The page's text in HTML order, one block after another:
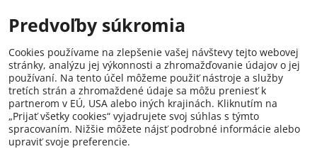
Predvoľby súkromia
Cookies používame na zlepšenie vašej návštevy tejto webovej
stránky, analýzu jej výkonnosti a zhromažďovanie údajov o jej
používaní. Na tento účel môžeme použiť nástroje a služby
tretích strán a zhromaždené údaje sa môžu preniesť k
partnerom v EÚ, USA alebo iných krajinách. Kliknutím na
„Prijať všetky cookies“ vyjadrujete svoj súhlas s týmto
spracovaním. Nižšie môžete nájsť podrobné informácie alebo
upraviť svoje preferencie.